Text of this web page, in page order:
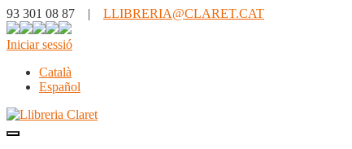
93 301 08 87 | LLIBRERIA@CLARET.CAT
Iniciar sessió
Català
Español